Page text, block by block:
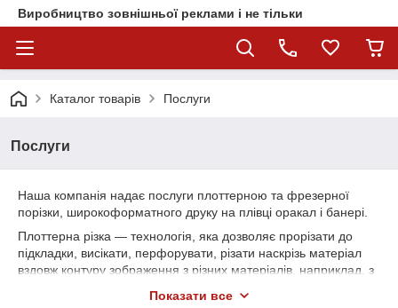
Виробництво зовнішньої реклами і не тільки
Каталог товарів Послуги
Послуги
Наша компанія надає послуги плоттерною та фрезерної
порізки, широкоформатного друку на плівці оракал і банері.
Плоттерна різка — технологія, яка дозволяє прорізати до
підкладки, висікати, перфорувати, різати наскрізь матеріал
вздовж контуру зображення з різних матеріалів, наприклад, з
Показати все